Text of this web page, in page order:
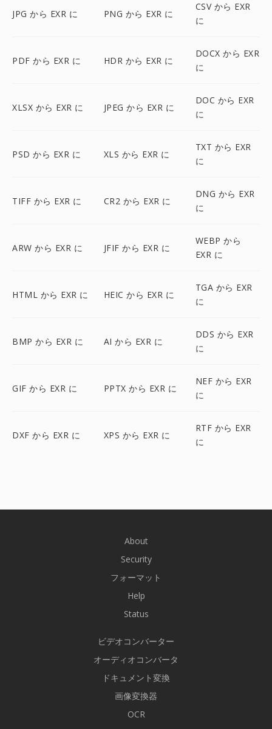
JPG から EXR に PNG から EXR に
CSV から EXR
に
PDF から EXR に HDR から EXR に
DOCX から EXR
に
XLSX から EXR に JPEG から EXR に
DOC から EXR
に
PSD から EXR に XLS から EXR に
TXT から EXR
に
TIFF から EXR に CR2 から EXR に
DNG から EXR
に
ARW から EXR に JFIF から EXR に
WEBP から
EXR に
HTML から EXR に HEIC から EXR に
TGA から EXR
に
BMP から EXR に AI から EXR に
DDS から EXR
に
GIF から EXR に PPTX から EXR に
NEF から EXR
に
DXF から EXR に XPS から EXR に
RTF から EXR
に
About
Security
フォーマット
Help
Status
ビデオコンバーター
オーディオコンバータ
ドキュメント変換
画像変換器
OCR